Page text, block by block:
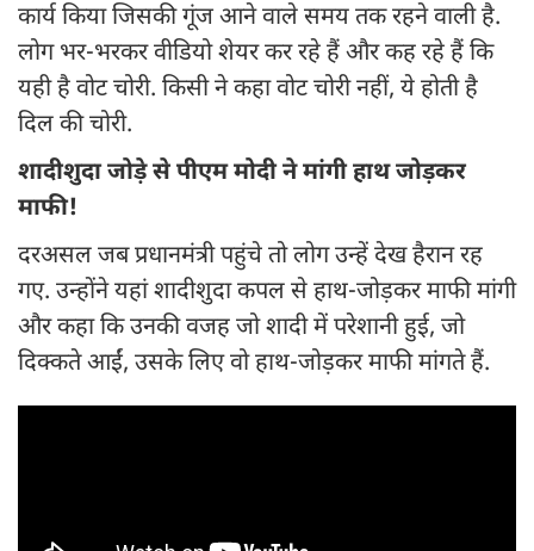
कार्य किया जिसकी गूंज आने वाले समय तक रहने वाली है.
लोग भर-भरकर वीडियो शेयर कर रहे हैं और कह रहे हैं कि
यही है वोट चोरी. किसी ने कहा वोट चोरी नहीं, ये होती है
दिल की चोरी.
शादीशुदा जोड़े से पीएम मोदी ने मांगी हाथ जोड़कर
माफी!
दरअसल जब प्रधानमंत्री पहुंचे तो लोग उन्हें देख हैरान रह
गए. उन्होंने यहां शादीशुदा कपल से हाथ-जोड़कर माफी मांगी
और कहा कि उनकी वजह जो शादी में परेशानी हुई, जो
दिक्कते आईं, उसके लिए वो हाथ-जोड़कर माफी मांगते हैं.